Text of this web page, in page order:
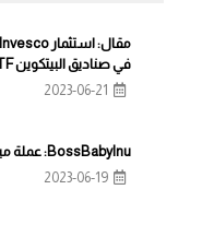
في صناديق البيتكوين ETF
2023-06-21
BossBabyInu: عملة ميم جديدة تلوح ف الأفق
2023-06-19